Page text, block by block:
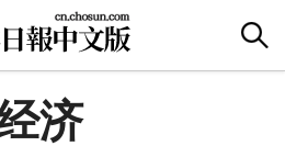
济